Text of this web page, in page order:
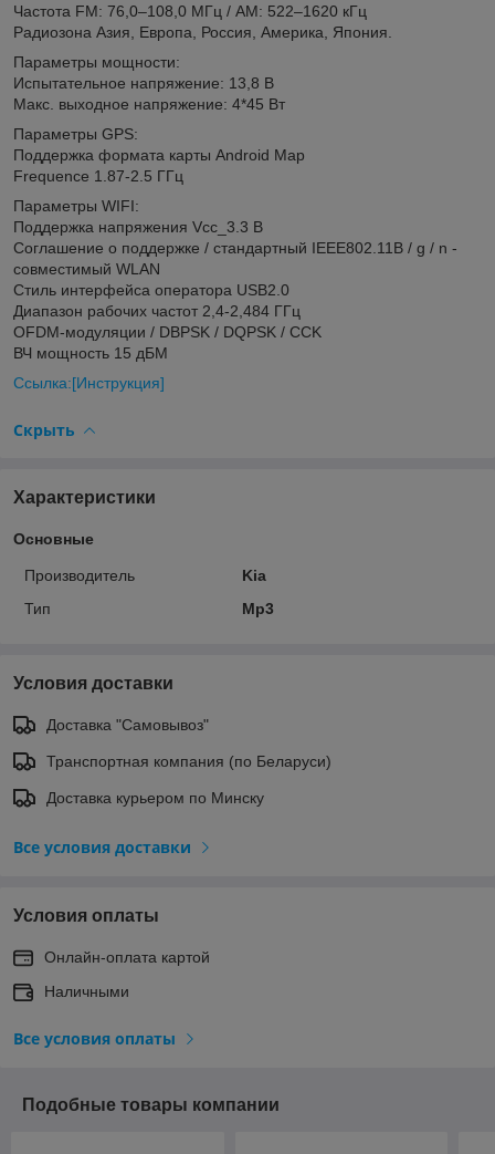
Частота FM: 76,0–108,0 МГц / AM: 522–1620 кГц
Радиозона Азия, Европа, Россия, Америка, Япония.
Параметры мощности:
Испытательное напряжение: 13,8 В
Макс. выходное напряжение: 4*45 Вт
Параметры GPS:
Поддержка формата карты Android Map
Frequence 1.87-2.5 ГГц
Параметры WIFI:
Поддержка напряжения Vcc_3.3 В
Соглашение о поддержке / стандартный IEEE802.11B / g / n -
совместимый WLAN
Стиль интерфейса оператора USB2.0
Диапазон рабочих частот 2,4-2,484 ГГц
OFDM-модуляции / DBPSK / DQPSK / CCK
ВЧ мощность 15 дБМ
Ссылка:[Инструкция]
Скрыть
Характеристики
Основные
Производитель
Kia
Тип
Mp3
Условия доставки
Доставка "Самовывоз"
Транспортная компания (по Беларуси)
Доставка курьером по Минску
Все условия доставки
Условия оплаты
Онлайн-оплата картой
Наличными
Все условия оплаты
Подобные товары компании